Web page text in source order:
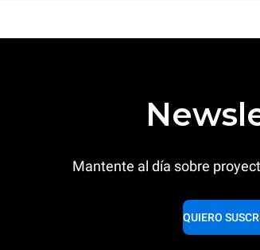
Mantente al día sobre
QUIERO